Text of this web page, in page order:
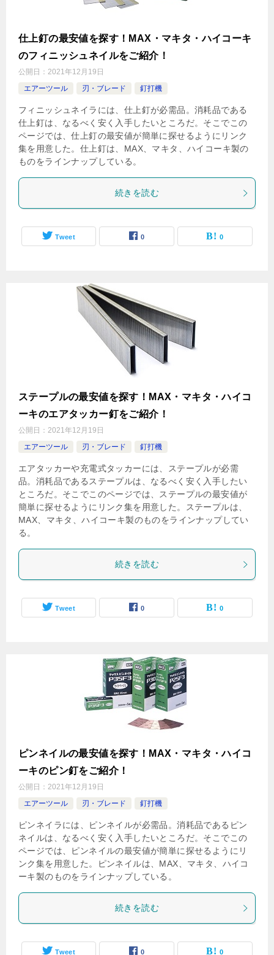
仕上釘の最安値を探す！MAX・マキタ・ハイコーキ
のフィニッシュネイルをご紹介！
公開日： 2021年12月19日
エアーツール
刃・ブレード 釘打機
フィニッシュネイラには、仕上釘が必需品。消耗品である
仕上釘は、なるべく安く入手したいところだ。そこでこの
ページでは、仕上釘の最安値が簡単に探せるようにリンク
集を用意した。仕上釘は、MAX、マキタ、ハイコーキ製の
ものをラインナップしている。
続きを読む
Tweet 0 0
ステープルの最安値を探す！MAX・マキタ・ハイコ
ーキのエアタッカー釘をご紹介！
公開日： 2021年12月19日
エアーツール
刃・ブレード 釘打機
エアタッカーや充電式タッカーには、ステープルが必需
品。消耗品であるステープルは、なるべく安く入手したい
ところだ。そこでこのページでは、ステープルの最安値が
簡単に探せるようにリンク集を用意した。ステープルは、
MAX、マキタ、ハイコーキ製のものをラインナップしてい
る。
続きを読む
Tweet 0 0
ピンネイルの最安値を探す！MAX・マキタ・ハイコ
ーキのピン釘をご紹介！
公開日： 2021年12月19日
エアーツール
刃・ブレード 釘打機
ピンネイラには、ピンネイルが必需品。消耗品であるピン
ネイルは、なるべく安く入手したいところだ。そこでこの
ページでは、ピンネイルの最安値が簡単に探せるようにリ
ンク集を用意した。ピンネイルは、MAX、マキタ、ハイコ
ーキ製のものをラインナップしている。
続きを読む
Tweet 0 0